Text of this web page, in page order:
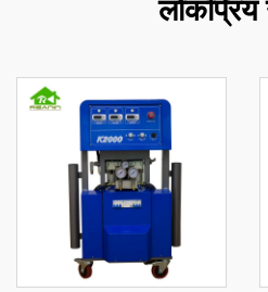
लोकप्रिय